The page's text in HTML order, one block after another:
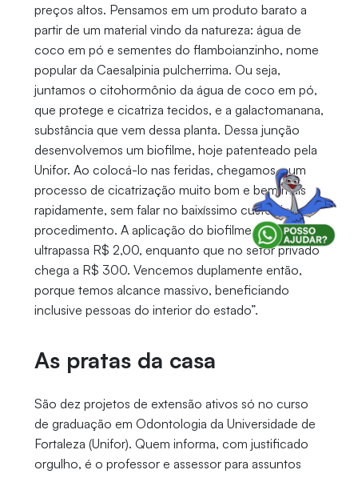
preços altos. Pensamos em um produto barato a
partir de um material vindo da natureza: água de
coco em pó e sementes do flamboianzinho, nome
popular da Caesalpinia pulcherrima. Ou seja,
juntamos o citohormônio da água de coco em pó,
que protege e cicatriza tecidos, e a galactomanana,
substância que vem dessa planta. Dessa junção
desenvolvemos um biofilme, hoje patenteado pela
Unifor. Ao colocá-lo nas feridas, chegamos a um
processo de cicatrização muito bom e bem mais
rapidamente, sem falar no baixíssimo custo do
procedimento. A aplicação do biofilme por nós não
ultrapassa R$ 2,00, enquanto que no setor privado
chega a R$ 300. Vencemos duplamente então,
porque temos alcance massivo, beneficiando
inclusive pessoas do interior do estado”.
As pratas da casa
São dez projetos de extensão ativos só no curso
de graduação em Odontologia da Universidade de
Fortaleza (Unifor). Quem informa, com justificado
orgulho, é o professor e assessor para assuntos